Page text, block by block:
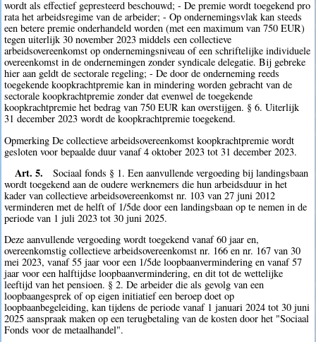
wordt als effectief gepresteerd beschouwd; - De premie wordt toegekend pro
rata het arbeidsregime van de arbeider; - Op ondernemingsvlak kan steeds
een betere premie onderhandeld worden (met een maximum van 750 EUR)
tegen uiterlijk 30 november 2023 middels een collectieve
arbeidsovereenkomst op ondernemingsniveau of een schriftelijke individuele
overeenkomst in de ondernemingen zonder syndicale delegatie. Bij gebreke
hier aan geldt de sectorale regeling; - De door de onderneming reeds
toegekende koopkrachtpremie kan in mindering worden gebracht van de
sectorale koopkrachtpremie zonder dat evenwel de toegekende
koopkrachtpremie het bedrag van 750 EUR kan overstijgen. § 6. Uiterlijk
31 december 2023 wordt de koopkrachtpremie toegekend.
Opmerking De collectieve arbeidsovereenkomst koopkrachtpremie wordt
gesloten voor bepaalde duur vanaf 4 oktober 2023 tot 31 december 2023.
Art. 5.
Sociaal fonds § 1. Een aanvullende vergoeding bij landingsbaan
wordt toegekend aan de oudere werknemers die hun arbeidsduur in het
kader van collectieve arbeidsovereenkomst nr. 103 van 27 juni 2012
verminderen met de helft of 1/5de door een landingsbaan op te nemen in de
periode van 1 juli 2023 tot 30 juni 2025.
Deze aanvullende vergoeding wordt toegekend vanaf 60 jaar en,
overeenkomstig collectieve arbeidsovereenkomst nr. 166 en nr. 167 van 30
mei 2023, vanaf 55 jaar voor een 1/5de loopbaanvermindering en vanaf 57
jaar voor een halftijdse loopbaanvermindering, en dit tot de wettelijke
leeftijd van het pensioen. § 2. De arbeider die als gevolg van een
loopbaangesprek of op eigen initiatief een beroep doet op
loopbaanbegeleiding, kan tijdens de periode vanaf 1 januari 2024 tot 30 juni
2025 aanspraak maken op een terugbetaling van de kosten door het "Sociaal
Fonds voor de metaalhandel".